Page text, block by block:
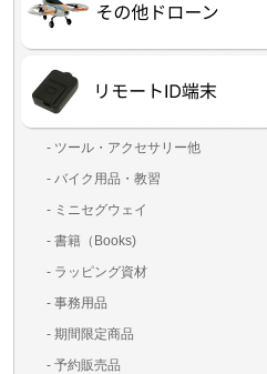
- ツール・アクセサリー他
- バイク用品・教習
- ミニセグウェイ
- 書籍（Books)
- ラッピング資材
- 事務用品
- 期間限定商品
- 予約販売品